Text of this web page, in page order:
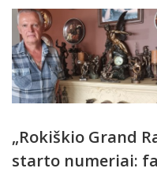
„Rokiškio Grand
starto numeriai: